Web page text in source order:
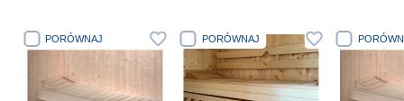
PORÓWNAJ PORÓWNAJ